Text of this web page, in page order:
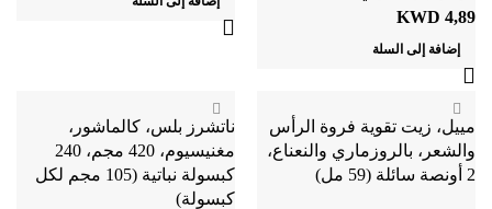
KWD 4,89
إضافة إلى السلة
مييل، زيت تقوية فروة الرأس
2 أونصة سائلة (59 مل)
ناتشرز بلس، كالماشور،
مغنيسيوم، 420 مجم، 240
كبسولة نباتية (105 مجم لكل
كبسولة)